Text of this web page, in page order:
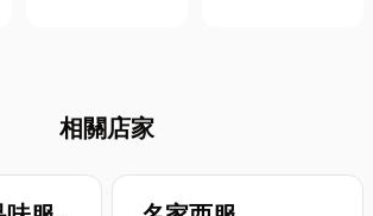
夥伴最關心的
因素。 而企業
輔導認證不僅
是提升品牌形
樂善科技園區
相關店家